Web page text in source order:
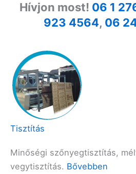
Hívjon most! 06 1
923 4564, 06
Tisztítás
Minőségi szőnyegtisztítás,
vegytisztítás. Bővebben